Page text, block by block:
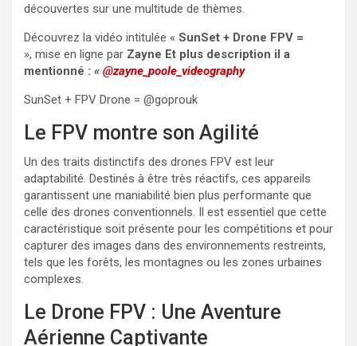
découvertes sur une multitude de thèmes.
Découvrez la vidéo intitulée « SunSet + Drone FPV =
», mise en ligne par Zayne Et plus description il a
mentionné : « @zayne_poole_videography
SunSet + FPV Drone = @goprouk
Le FPV montre son Agilité
Un des traits distinctifs des drones FPV est leur
adaptabilité. Destinés à être très réactifs, ces appareils
garantissent une maniabilité bien plus performante que
celle des drones conventionnels. Il est essentiel que cette
caractéristique soit présente pour les compétitions et pour
capturer des images dans des environnements restreints,
tels que les forêts, les montagnes ou les zones urbaines
complexes.
Le Drone FPV : Une Aventure
Aérienne Captivante